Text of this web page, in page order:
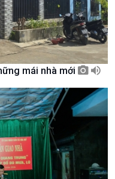
tin
mục
dòng Thời sự
mái nhà mới